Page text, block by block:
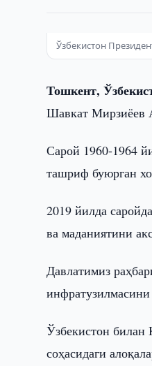
Ўзбекистон
Тошкент,
Шавкат Мирзиёев
Сарой 1960-1964
ташриф буюрган
2019 йилда
ва маданиятини
Давлатимиз
Ўзбекистон
соҳасидаги